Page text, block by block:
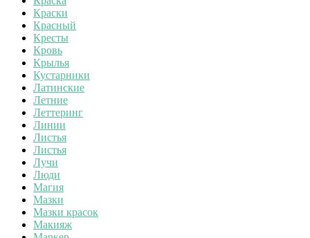
Краски
Красный
Кресты
Кровь
Крылья
Кустарники
Латинские
Летние
Леттеринг
Линии
Листья
Листья
Лучи
Люди
Магия
Мазки
Мазки красок
Макияж